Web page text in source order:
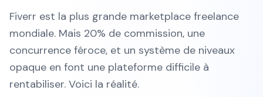
Fiverr est la plus grande marketplace freelance
mondiale. Mais 20% de commission, une
concurrence féroce, et un système de niveaux
opaque en font une plateforme difficile à
rentabiliser. Voici la réalité.